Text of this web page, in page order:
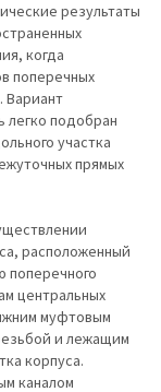
результаты
когда
поперечных
Вариант
легко подобран
участка
прямых
расположенный
поперечного
центральных
муфтовым
и лежащим
корпуса.
каналом